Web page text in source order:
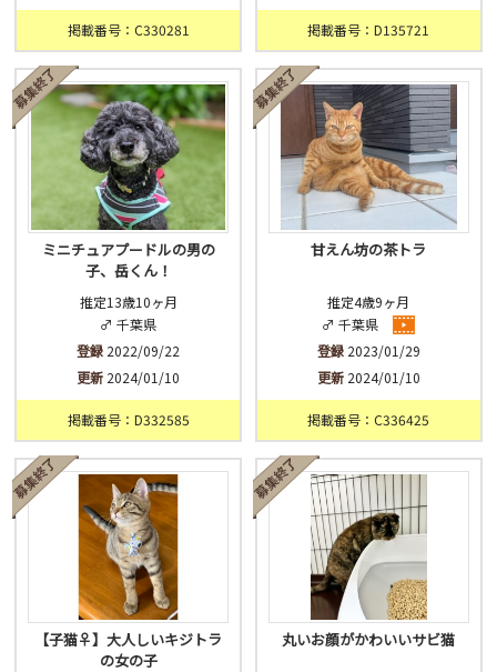
掲載番号：C330281 掲載番号：D135721
ミニチュアプードルの男の
子、岳くん！
推定13歳10ヶ月
♂ 千葉県
登録 2022/09/22
更新 2024/01/10
掲載番号：D332585
甘えん坊の茶トラ
推定4歳9ヶ月
♂ 千葉県
登録2023/01/29
更新2024/01/10
掲載番号：C336425
【子猫♀】大人しいキジトラ
の女の子
丸いお顔がかわいいサビ猫